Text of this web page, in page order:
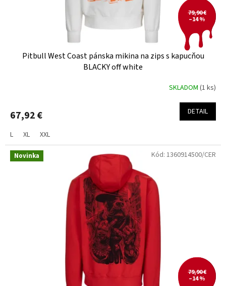
79,90 €
–14 %
Pitbull West Coast pánska mikina na zips s kapucňou
BLACKY off white
SKLADOM (1 ks)
67,92 € DETAIL
L XL XXL
Novinka
79,90 €
–14 %
Kód: 1360914500/CER